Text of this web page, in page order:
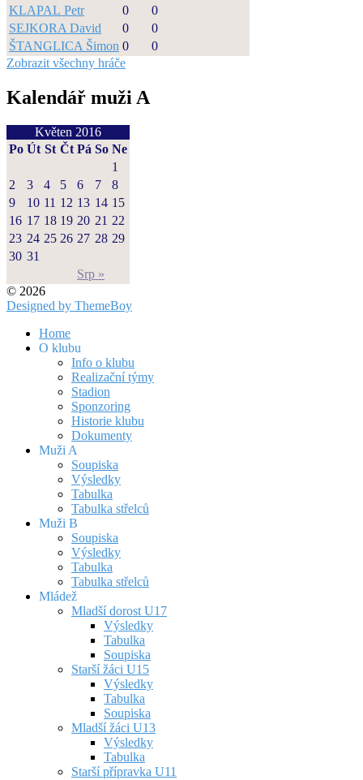
KLAPAL Petr
0
0
SEJKORA David
0
0
ŠTANGLICA Šimon 0
0
Zobrazit všechny hráče
Kalendář muži A
Květen 2016
Po Út St Čt Pá So Ne
Srp »
1
2
3 4 5 6 7
8
9
10 11 12 13 14 15
16 17 18 19 20 21 22
23 24 25 26 27 28 29
30 31
© 2026
Designed by ThemeBoy
Home
O klubu
Info o klubu
Realizační týmy
Stadion
Sponzoring
Historie klubu
Dokumenty
Muži A
Soupiska
Výsledky
Tabulka
Tabulka střelců
Muži B
Soupiska
Výsledky
Tabulka
Tabulka střelců
Mládež
Mladší dorost U17
Výsledky
Tabulka
Soupiska
Starší žáci U15
Výsledky
Tabulka
Soupiska
Mladší žáci U13
Výsledky
Tabulka
Starší přípravka U11